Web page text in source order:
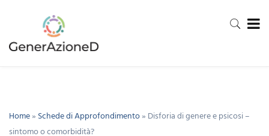
Home» Schede di Approfondimento» Disforia di genere e psicosi –
sintomo o comorbidità?